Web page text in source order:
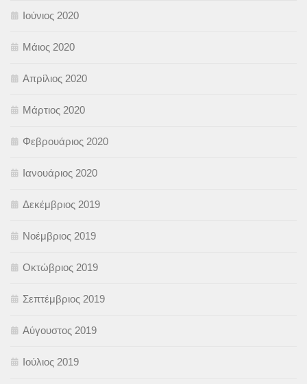
Ιούνιος 2020
Μάιος 2020
Απρίλιος 2020
Μάρτιος 2020
Φεβρουάριος 2020
Ιανουάριος 2020
Δεκέμβριος 2019
Νοέμβριος 2019
Οκτώβριος 2019
Σεπτέμβριος 2019
Αύγουστος 2019
Ιούλιος 2019